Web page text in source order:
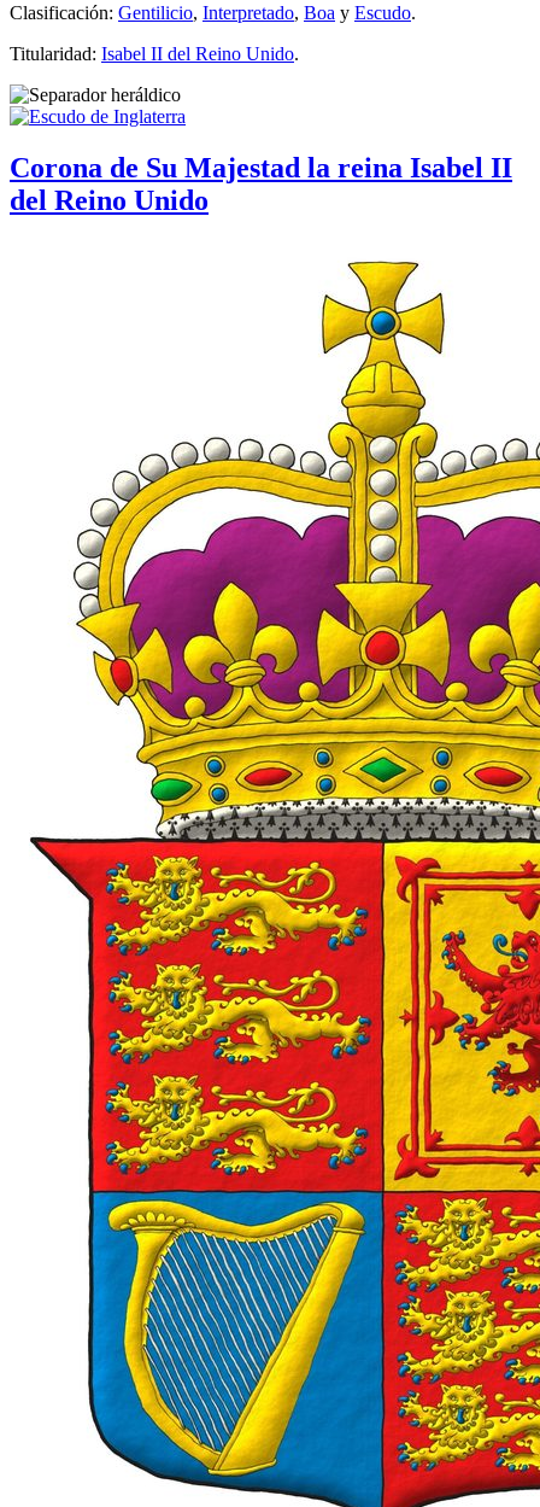
Clasificación: Gentilicio, Interpretado, Boa y Escudo.
Titularidad: Isabel II del Reino Unido.
Corona de Su Majestad la reina Isabel II
del Reino Unido